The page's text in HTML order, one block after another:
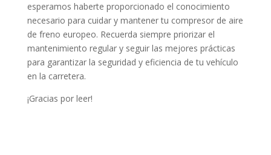
esperamos haberte proporcionado el conocimiento
necesario para cuidar y mantener tu compresor de aire
de freno europeo. Recuerda siempre priorizar el
mantenimiento regular y seguir las mejores prácticas
para garantizar la seguridad y eficiencia de tu vehículo
en la carretera.
¡Gracias por leer!